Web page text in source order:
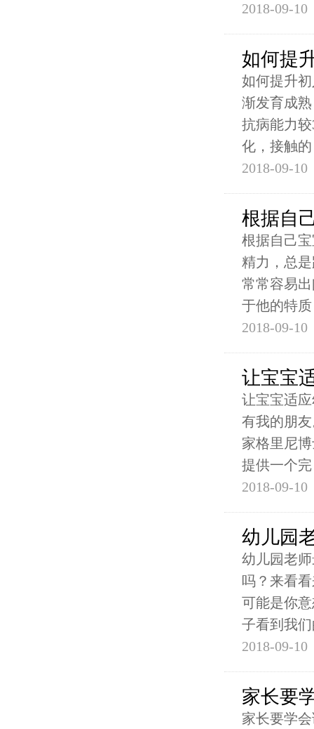
2018-09-10
如何提
如何提升
渐发育成
抗病能力
化，接触的
2018-09-10
根据自
根据自己
精力，总
常常容易
于他的特质
2018-09-10
让宝宝
让宝宝适
有我的朋
家格里尼
提供一个完
2018-09-10
幼儿园
幼儿园老
吗？来看
可能是你
子看到我
2018-09-10
家长要
家长要学